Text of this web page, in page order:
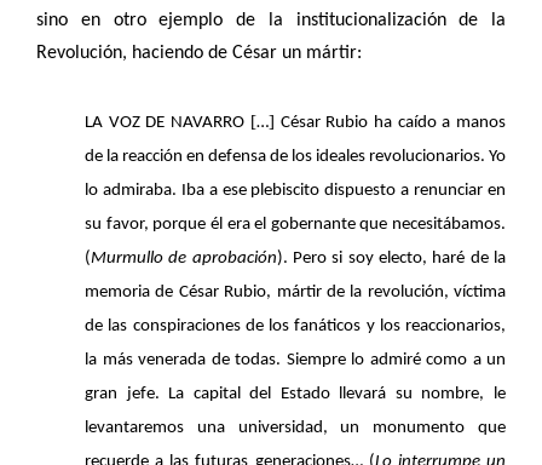
sino en otro ejemplo de la institucionalización de la
Revolución, haciendo de César un mártir:
LA VOZ DE NAVARRO […] César Rubio ha caído a manos
de la reacción en defensa de los ideales revolucionarios. Yo
lo admiraba. Iba a ese plebiscito dispuesto a renunciar en
su favor, porque él era el gobernante que necesitábamos.
(Murmullo de aprobación). Pero si soy electo, haré de la
memoria de César Rubio, mártir de la revolución, víctima
de las conspiraciones de los fanáticos y los reaccionarios,
la más venerada de todas. Siempre lo admiré como a un
gran jefe. La capital del Estado llevará su nombre, le
levantaremos una universidad, un monumento que